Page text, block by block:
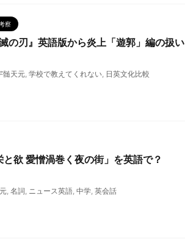
察
の刃』英語版から炎上「遊郭」編の扱い
髄天元, 学校で教えてくれない, 日英文化比較
と欲 愛憎渦巻く夜の街」を英語で？
, 名詞, ニュース英語, 中学, 英会話